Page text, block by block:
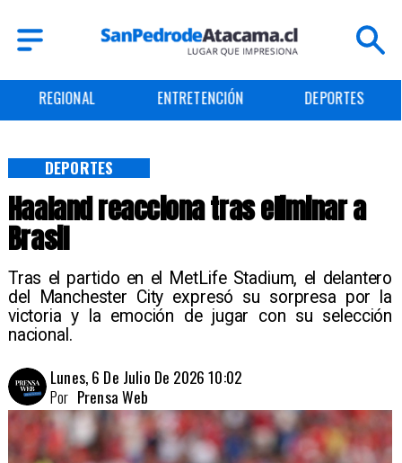
ENTRETENCIÓN DEPORTES CULTURA
Haaland reacciona tras eliminar a
Brasil
Tras el partido en el MetLife Stadium, el delantero
del Manchester City expresó su sorpresa por la
victoria y la emoción de jugar con su selección
nacional.
DEPORTES
Lunes, 6 De Julio De 2026 10:02
Prensa Web
Por